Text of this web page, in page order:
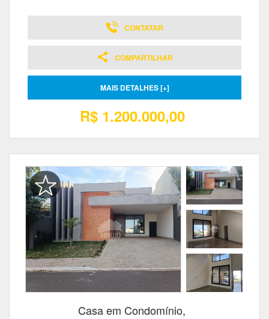
CONTATAR
COMPARTILHAR
MAIS DETALHES [+]
R$ 1.200.000,00
Casa em Condomínio,